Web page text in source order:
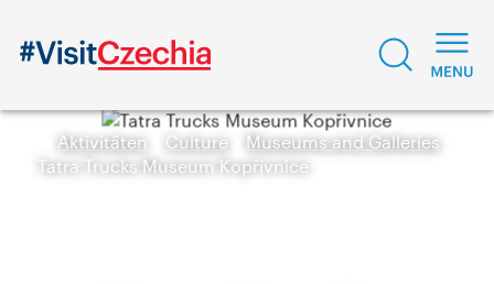
Aktivitäten Culture
Museums and Galleries
Tatra Trucks Museum Kopřivnice